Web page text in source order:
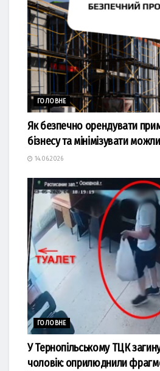
ГОЛОВНЕ
Як безпечно орендувати
бізнесу та мінімізувати
14.06.2026
ГОЛОВНЕ
У Тернопільському ТЦК
чоловік: оприлюднили